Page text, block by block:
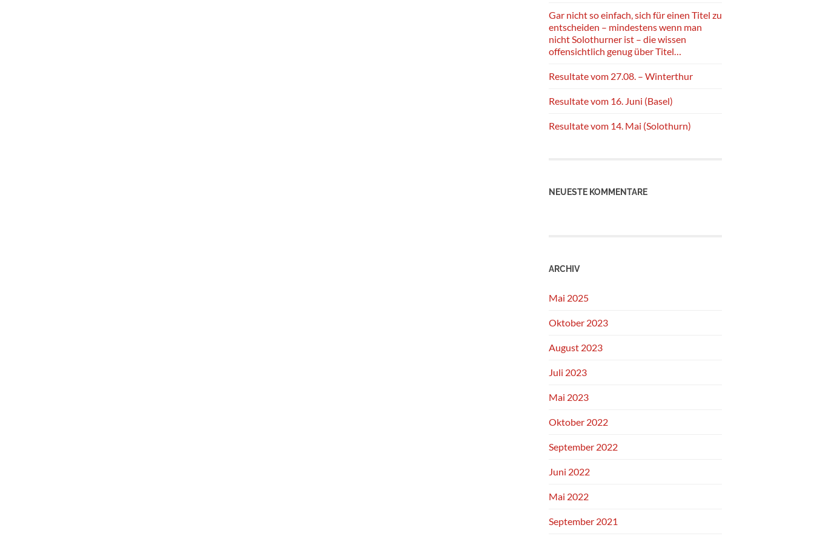
Gar nicht so einfach, sich für einen Titel zu
entscheiden – mindestens wenn man
nicht Solothurner ist – die wissen
offensichtlich genug über Titel…
Resultate vom 27.08. – Winterthur
Resultate vom 16. Juni (Basel)
Resultate vom 14. Mai (Solothurn)
NEUESTE KOMMENTARE
ARCHIV
Mai 2025
Oktober 2023
August 2023
Juli 2023
Mai 2023
Oktober 2022
September 2022
Juni 2022
Mai 2022
September 2021